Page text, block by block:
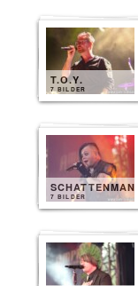
T.O.Y.
7 BILDER
SCHATTENMANN
7 BILDER